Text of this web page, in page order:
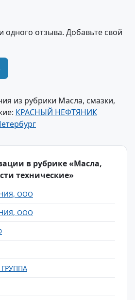
одного отзыва. Добавьте свой
из рубрики Масла, смазки,
КРАСНЫЙ НЕФТЯНИК
в рубрике «Масла,
технические»
ООО
ООО